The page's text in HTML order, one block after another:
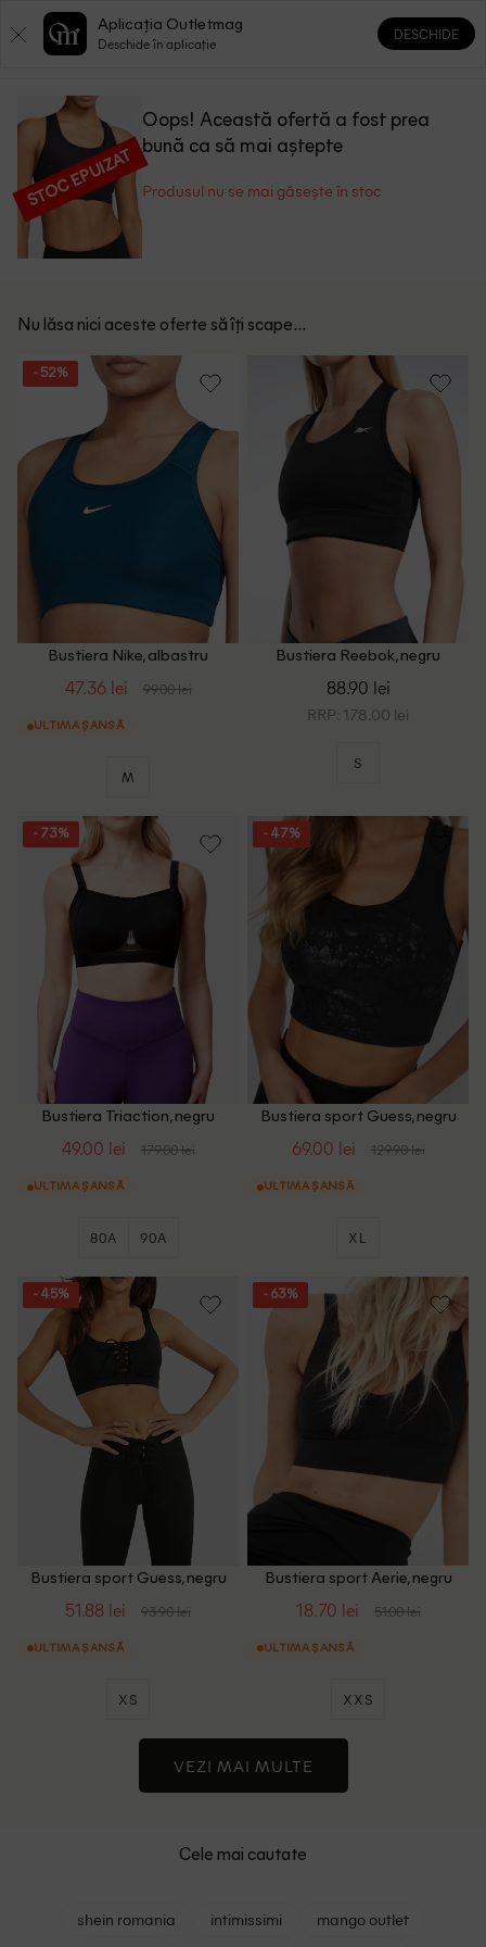
0 0
STOC EPUIZAT
Oops! Această ofertă a fost prea
bună ca să mai aștepte
Produsul nu se mai găsește în stoc
Nu lăsa nici aceste oferte să îți scape...
- 52%
Bustiera Nike, albastru
47.36 lei 99.00 lei
ULTIMA ȘANSĂ
M
Bustiera Reebok, negru
88.90 lei
RRP: 178.00 lei
S
- 73%
Bustiera Triaction, negru
49.00 lei 179.00 lei
ULTIMA ȘANSĂ
80A 90A
- 47%
Bustiera sport Guess, negru
69.00 lei 129.90 lei
ULTIMA ȘANSĂ
XL
- 45%
Bustiera sport Guess, negru
51.88 lei 93.90 lei
ULTIMA ȘANSĂ
XS
- 63%
Bustiera sport Aerie, negru
18.70 lei 51.00 lei
ULTIMA ȘANSĂ
XXS
VEZI MAI MULTE
Cele mai cautate
shein romania intimissimi
mango outlet
Aplicația Outletmag
Deschide în aplicație
DESCHIDE